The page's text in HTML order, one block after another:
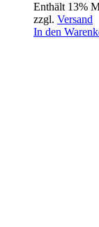
Enthält 13%
zzgl. Versand
In den